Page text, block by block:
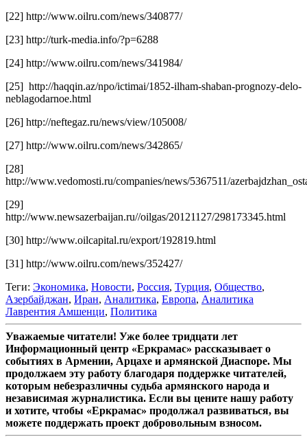
[22] http://www.oilru.com/news/340877/
[23] http://turk-media.info/?p=6288
[24] http://www.oilru.com/news/341984/
[25] http://haqqin.az/npo/ictimai/1852-ilham-shaban-prognozy-delo-
neblagodarnoe.html
[26] http://neftegaz.ru/news/view/105008/
[27] http://www.oilru.com/news/342865/
[28]
http://www.vedomosti.ru/companies/news/5367511/
[29]
http://www.newsazerbaijan.ru//oilgas/20121127/298173345.html
[30] http://www.oilcapital.ru/export/192819.html
[31] http://www.oilru.com/news/352427/
Теги: Экономика, Новости, Россия, Турция, Общество,
Азербайджан, Иран, Аналитика, Европа, Аналитика
Лаврентия Амшенци, Политика
Уважаемые читатели! Уже более тридцати лет
Информационный центр «Еркрамас» рассказывает о
событиях в Армении, Арцахе и армянской Диаспоре. Мы
продолжаем эту работу благодаря поддержке читателей,
которым небезразличны судьба армянского народа и
независимая журналистика. Если вы цените нашу работу
и хотите, чтобы «Еркрамас» продолжал развиваться, вы
можете поддержать проект добровольным взносом.